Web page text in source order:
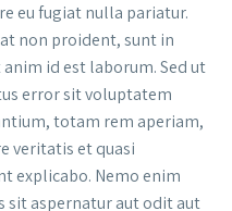
eu fugiat nulla pariatur.
non proident, sunt in
id est laborum. Sed ut
error sit voluptatem
totam rem aperiam,
veritatis et quasi
explicabo. Nemo enim
sit aspernatur aut odit aut